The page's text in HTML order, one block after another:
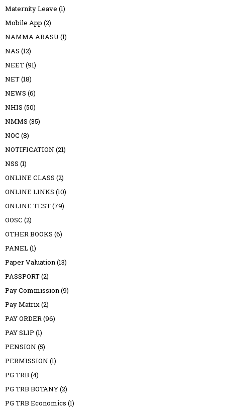
Maternity Leave (1)
Mobile App (2)
NAMMA ARASU (1)
NAS (12)
NEET(91)
NET(18)
NEWS (6)
NHIS (50)
NMMS (35)
NOC (8)
NOTIFICATION (21)
NSS (1)
ONLINE CLASS (2)
ONLINE LINKS (10)
ONLINE TEST(79)
OOSC (2)
OTHER BOOKS (6)
PANEL(1)
Paper Valuation(13)
PASSPORT(2)
Pay Commission(9)
Pay Matrix(2)
PAY ORDER(96)
PAY SLIP (1)
PENSION (5)
PERMISSION (1)
PG TRB (4)
PG TRB BOTANY(2)
PG TRB Economics (1)